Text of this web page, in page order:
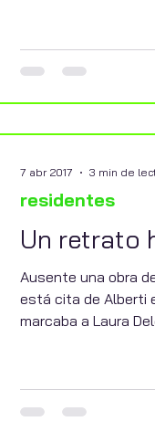
La tarde de ayer,
LOCAL, Radio
la Incubadora
25 nov 2022 2 min
Un retrato
Ausente una obra
está cita de Alberti
marcaba a Laura
residentes
7 abr 2017 3 min de